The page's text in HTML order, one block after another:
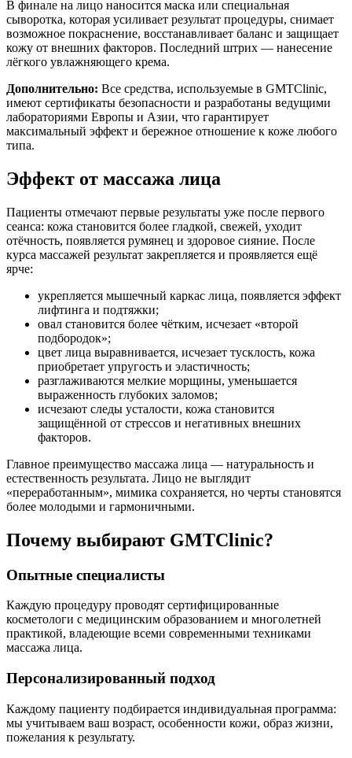
В финале на лицо наносится маска или специальная
сыворотка, которая усиливает результат процедуры, снимает
возможное покраснение, восстанавливает баланс и защищает
кожу от внешних факторов. Последний штрих — нанесение
лёгкого увлажняющего крема.
Дополнительно: Все средства, используемые в GMTClinic,
имеют сертификаты безопасности и разработаны ведущими
лабораториями Европы и Азии, что гарантирует
максимальный эффект и бережное отношение к коже любого
типа.
Эффект от массажа лица
Пациенты отмечают первые результаты уже после первого
сеанса: кожа становится более гладкой, свежей, уходит
отёчность, появляется румянец и здоровое сияние. После
курса массажей результат закрепляется и проявляется ещё
ярче:
укрепляется мышечный каркас лица, появляется эффект
лифтинга и подтяжки;
овал становится более чётким, исчезает «второй
подбородок»;
цвет лица выравнивается, исчезает тусклость, кожа
приобретает упругость и эластичность;
разглаживаются мелкие морщины, уменьшается
выраженность глубоких заломов;
исчезают следы усталости, кожа становится
защищённой от стрессов и негативных внешних
факторов.
Главное преимущество массажа лица — натуральность и
естественность результата. Лицо не выглядит
«переработанным», мимика сохраняется, но черты становятся
более молодыми и гармоничными.
Почему выбирают GMTClinic?
Опытные специалисты
Каждую процедуру проводят сертифицированные
косметологи с медицинским образованием и многолетней
практикой, владеющие всеми современными техниками
массажа лица.
Персонализированный подход
Каждому пациенту подбирается индивидуальная программа:
мы учитываем ваш возраст, особенности кожи, образ жизни,
пожелания к результату.